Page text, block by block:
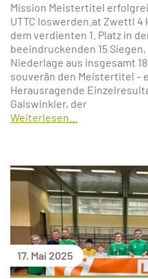
Mission Meistertitel
UTTC loswerden.at Zwettl
dem verdienten 1. Platz in
beeindruckenden 15
Niederlage aus insgesamt
souverän den Meistertitel –
Herausragende
Gaiswinkler, der
Weiterlesen...
17. Mai 2025